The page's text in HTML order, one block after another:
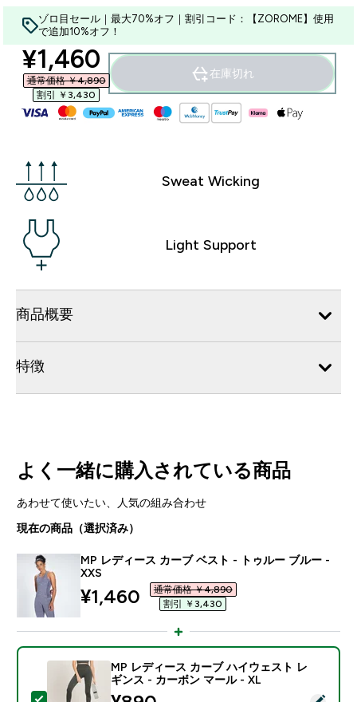
ゾロ目セール｜最大70%オフ｜割引コード：【ZOROME】使用
で追加10%オフ！
discounted price
¥1,460‎
通常価格 ￥4,890‎
割引 ￥3,430‎
在庫切れ
Sweat Wicking
Light Support
商品概要
特徴
よく一緒に購入されている商品
あわせて使いたい、人気の組み合わせ
現在の商品（選択済み）
MP レディース カーブ ベスト - トゥルー ブルー -
XXS
discounted price
¥1,460‎
通常価格 ￥4,890‎
割引 ￥3,430‎
MP レディース カーブ ハイウェスト レ
ギンス - カーボン マール - XL